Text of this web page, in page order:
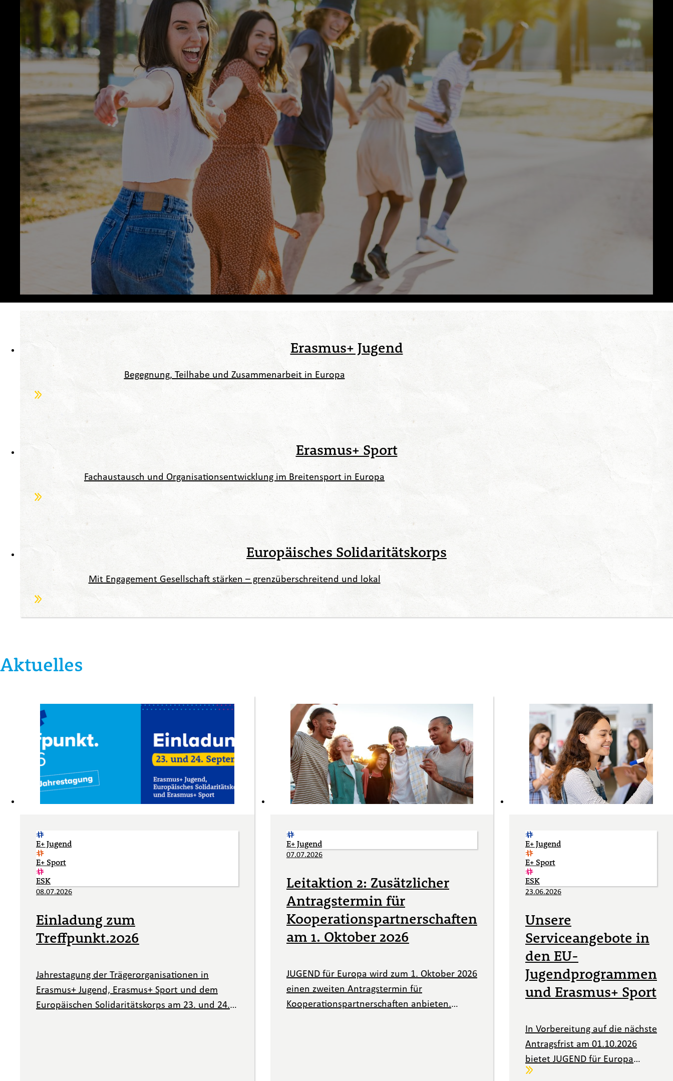
Erasmus+ Jugend
Begegnung, Teilhabe und Zusammenarbeit in Europa
Erasmus+ Sport
Fachaustausch und Organisationsentwicklung im Breitensport in Europa
Europäisches Solidaritätskorps
Mit Engagement Gesellschaft stärken – grenzüberschreitend und lokal
Aktuelles
E+ Jugend
E+ Sport
ESK
08.07.2026
Einladung zum
Treffpunkt.2026
Jahrestagung der Trägerorganisationen in
Erasmus+ Jugend, Erasmus+ Sport und dem
Europäischen Solidaritätskorps am 23. und 24.
E+ Jugend
07.07.2026
Leitaktion 2: Zusätzlicher
Antragstermin für
Kooperationspartnerschaften
am 1. Oktober 2026
JUGEND für Europa wird zum 1. Oktober 2026
einen zweiten Antragstermin für
Kooperationspartnerschaften anbieten.
E+ Jugend
E+ Sport
ESK
23.06.2026
Unsere
Serviceangebote in
den EU-
Jugendprogrammen
und Erasmus+ Sport
In Vorbereitung auf die nächste
Antragsfrist am 01.10.2026
bietet JUGEND für Europa
verschiedene Services an.
Weiterlesen